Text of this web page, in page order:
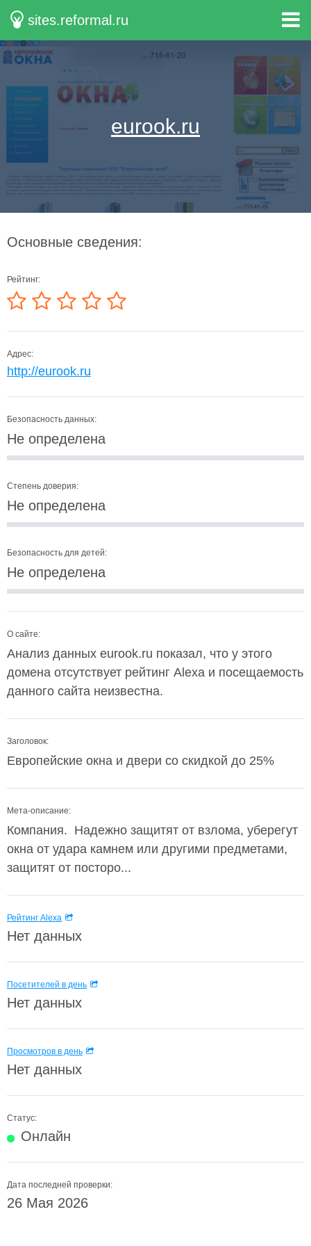
sites.reformal.ru
eurook.ru
Основные сведения:
Рейтинг:
Адрес:
http://eurook.ru
Безопасность данных:
Не определена
Степень доверия:
Не определена
Безопасность для детей:
Не определена
О сайте:
Анализ данных eurook.ru показал, что у этого
домена отсутствует рейтинг Alexa и посещаемость
данного сайта неизвестна.
Заголовок:
Европейские окна и двери со скидкой до 25%
Мета-описание:
Компания. Надежно защитят от взлома, уберегут
окна от удара камнем или другими предметами,
защитят от посторо...
Рейтинг Alexa
Нет данных
Посетителей в день
Нет данных
Просмотров в день
Нет данных
Статус:
Онлайн
Дата последней проверки:
26 Мая 2026